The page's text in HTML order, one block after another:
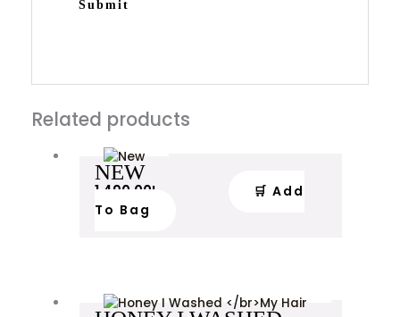
Related products
NEW
1,490.00L
🛒 Add
To Bag